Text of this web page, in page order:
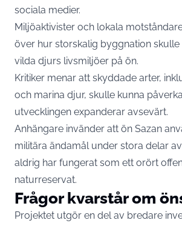
sociala medier.
Miljöaktivister och lokala
över hur storskalig byggnation skulle
vilda djurs livsmiljöer på ön.
Kritiker menar att skyddade arter,
och marina djur, skulle kunna
utvecklingen expanderar avsevärt.
Anhängare invänder att ön Sazan
militära ändamål under stora delar
aldrig har fungerat som ett orört
naturreservat.
Frågor kvarstår om
Projektet utgör en del av bredare